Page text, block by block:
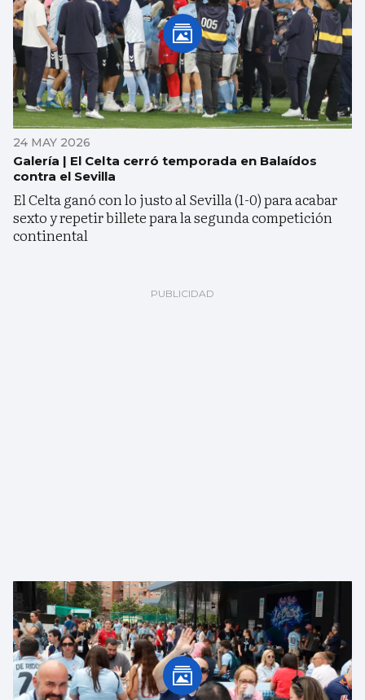
24 MAY 2026
Galería | El Celta cerró temporada en Balaídos
contra el Sevilla
El Celta ganó con lo justo al Sevilla (1-0) para acabar
sexto y repetir billete para la segunda competición
continental